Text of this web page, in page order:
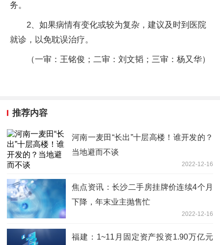
务。
2、如果病情有变化或较为复杂，建议及时到医院
就诊，以免耽误治疗。
（一审：王铭俊；二审：刘文韬；三审：杨又华）
推荐内容
河南一麦田“长出”十层高楼！谁开发的？
当地避而不谈
2022-12-16
焦点资讯：长沙二手房挂牌价连续4个月
下降，年末业主抛售忙
2022-12-16
福建：1~11月固定资产投资1.90万亿元